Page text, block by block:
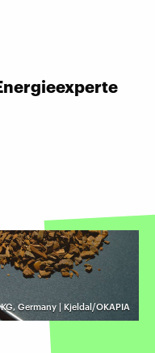
Germany | Kjeldal/OKAPIA